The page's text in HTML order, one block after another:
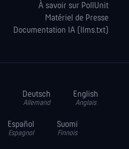
À savoir sur PollUnit
Matériel de Presse
Documentation IA (llms.txt)
Deutsch
Allemand
English
Anglais
Español
Espagnol
Suomi
Finnois